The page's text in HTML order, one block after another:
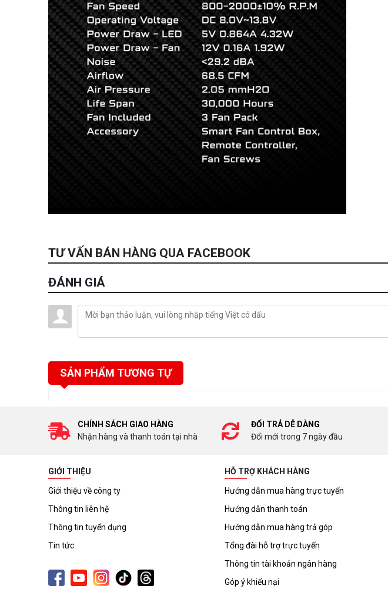
TƯ VẤN BÁN HÀNG QUA FACEBOOK
ĐÁNH GIÁ
SẢN PHẨM TƯƠNG TỰ
CHÍNH SÁCH GIAO HÀNG
Nhận hàng và thanh toán tại nhà
ĐỔI TRẢ DỄ DÀNG
Đổi mới trong 7 ngày đầu
GIỚI THIỆU
Giới thiệu về công ty
Thông tin liên hệ
Thông tin tuyển dụng
Tin tức
HỖ TRỢ KHÁCH HÀNG
Hướng dẫn mua hàng trực tuyến
Hướng dẫn thanh toán
Hướng dẫn mua hàng trả góp
Tổng đài hỗ trợ trực tuyến
Thông tin tài khoản ngân hàng
Góp ý khiếu nại